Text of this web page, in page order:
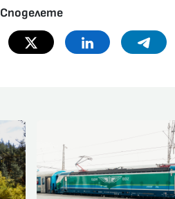
Споделете
Twitter Linkedin